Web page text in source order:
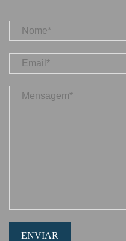
ENVIAR